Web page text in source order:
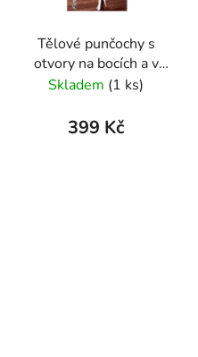
Tělové punčochy s
otvory na bocích a v
rozkroku
Skladem (1 ks)
399 Kč